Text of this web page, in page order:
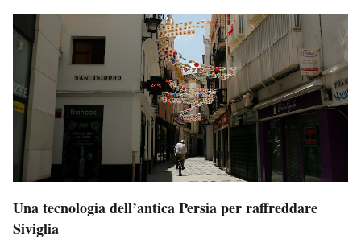
Una tecnologia dell’antica Persia per raffreddare
Siviglia